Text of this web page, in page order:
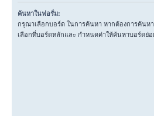
ค้นหาในฟอรั่ม:
กรุณาเลือกบอร์ด ในการค้นหา หากต้องการค้นห
เลือกที่บอร์ดหลักและ กำหนดค่าให้ค้นหาบอร์ดย่อ